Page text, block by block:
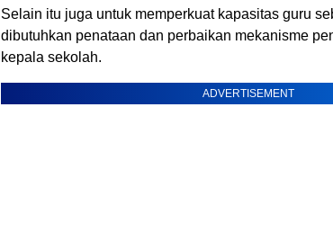
Selain itu juga untuk memperkuat kapasitas guru
dibutuhkan penataan dan perbaikan mekanisme
kepala sekolah.
ADVERTISEMENT